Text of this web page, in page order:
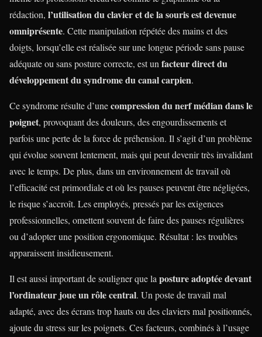
rédaction, l’utilisation du clavier et de la souris est devenue
omniprésente. Cette manipulation répétée des mains et des
doigts, lorsqu’elle est réalisée sur une longue période sans pause
adéquate ou sans posture correcte, est unfacteur direct du
développement du syndrome du canal carpien.
Ce syndrome résulte d’unecompression du nerf médian dans le
poignet, provoquant des douleurs, des engourdissements et
parfois une perte de la force de préhension. Il s’agit d’un problème
qui évolue souvent lentement, mais qui peut devenir très invalidant
avec le temps. De plus, dans un environnement de travail où
l’efficacité est primordiale et où les pauses peuvent être négligées,
le risque s’accroît. Les employés, pressés par les exigences
professionnelles, omettent souvent de faire des pauses régulières
ou d’adopter une position ergonomique. Résultat : les troubles
apparaissent insidieusement.
Il est aussi important de souligner que laposture adoptée devant
l’ordinateur joue un rôle central. Un poste de travail mal
adapté, avec des écrans trop hauts ou des claviers mal positionnés,
ajoute du stress sur les poignets. Ces facteurs, combinés à l’usage